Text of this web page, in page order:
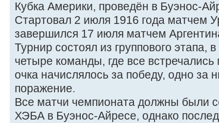
Кубка Америки, проведён в Буэнос-
Стартовал 2 июля 1916 года матчем
завершился 17 июля матчем
Турнир состоял из группового этапа,
четыре команды, где все
очка начислялось за победу, одно за
поражение.
Все матчи чемпионата должны были
ХЭБА в Буэнос-Айресе, однако